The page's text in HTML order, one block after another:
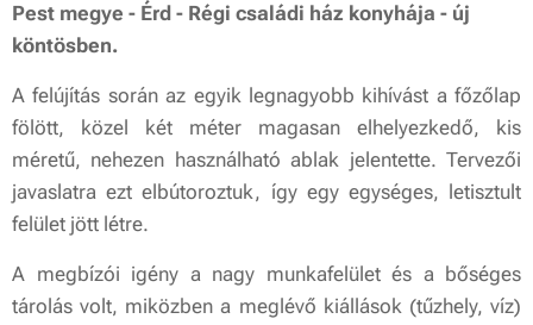
Pest megye - Érd - Régi családi ház konyhája - új
köntösben.
A felújítás során az egyik legnagyobb kihívást a főzőlap
fölött, közel két méter magasan elhelyezkedő, kis
méretű, nehezen használható ablak jelentette. Tervezői
javaslatra ezt elbútoroztuk, így egy egységes, letisztult
felület jött létre.
A megbízói igény a nagy munkafelület és a bőséges
tárolás volt, miközben a meglévő kiállások (tűzhely, víz)